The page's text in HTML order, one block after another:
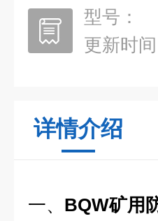
型号：
更新时间
详情介绍
一、 BQW矿用